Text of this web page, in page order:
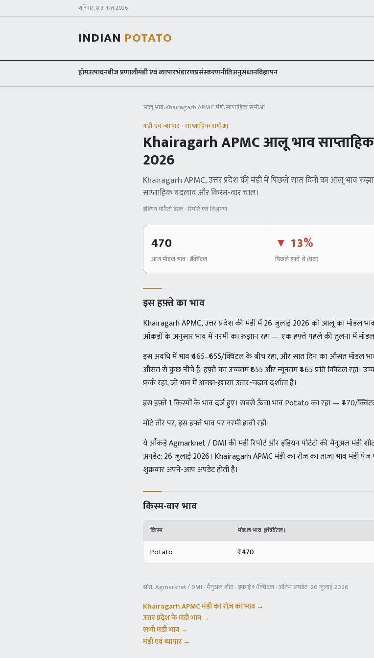
शनिवार, 8 अगस्त 2026
INDIAN POTATO
होमउत्पादनबीज प्रणालीमंडी एवं व्यापारभंडारणप्रसंस्करणनीतिअनुसंधानविज्ञापन
आलू भाव›Khairagarh APMCमंडी›साप्ताहिक समीक्षा
मंडी एवं व्यापार · साप्ताहिक समीक्षा
Khairagarh APMCआलू भाव
2026
Khairagarh APMC, उत्तर प्रदेशकी मंडी में पिछले सात दिनों का आलू भाव
साप्ताहिक बदलाव और किस्म-वार चाल।
इंडियन पोटैटो डेस्क · रिपोर्ट एवं विश्लेषण
470
आज मॉडल भाव · ₹/क्विंटल
▼ 13%
पिछले हफ़्ते से (घटा)
इस हफ़्ते का भाव
Khairagarh APMC, उत्तर प्रदेश की मंडी में 26 जुलाई 2026 को आलू का मॉडल
आँकड़ों के अनुसार भाव में नरमी का रुझान रहा — एक हफ़्ते पहले की तुलना में मॉडल
इस अवधि में भाव ₹465–₹655/क्विंटल के बीच रहा, और सात दिन का औसत मॉडल
औसत से कुछ नीचे है; हफ़्ते का उच्चतम ₹655 और न्यूनतम ₹465 प्रति क्विंटल रहा।
फ़र्क रहा, जो भाव में अच्छा-ख़ासा उतार-चढ़ाव दर्शाता है।
इस हफ़्ते 1 किस्मों के भाव दर्ज हुए। सबसे ऊँचा भाव Potato का रहा — ₹470/
मोटे तौर पर, इस हफ़्ते भाव पर नरमी हावी रही।
ये आँकड़े Agmarknet / DMI की मंडी रिपोर्ट और इंडियन पोटैटो की मैनुअल मंडी
अपडेट: 26 जुलाई 2026। Khairagarh APMC मंडी का रोज़ का ताज़ा भाव मंडी पेज
शुक्रवार अपने-आप अपडेट होती है।
किस्म-वार भाव
किस्म मॉडल भाव (₹/क्विंटल)
Potato ₹470
स्रोत:Agmarknet / DMI · मैनुअल शीट· इकाई ₹/क्विंटल · अंतिम अपडेट: 26 जुलाई 2026
Khairagarh APMCमंडी का रोज़ का भाव →
उत्तर प्रदेशके मंडी भाव →
सभी मंडी भाव →
मंडी एवं व्यापार →